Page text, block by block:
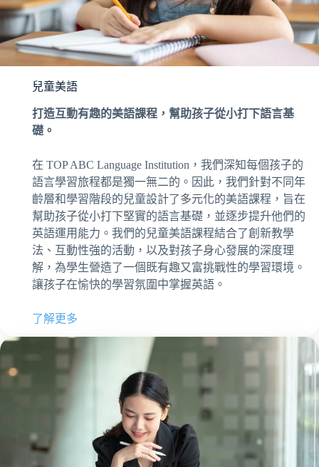
兒童美語
打造互動有趣的美語課程，幫助孩子從小打下語言基
礎。
在 TOP ABC Language Institution，我們深知每個孩子的
語言學習旅程都是獨一無二的。因此，我們針對不同年
齡層和學習階段的兒童設計了多元化的美語課程，旨在
幫助孩子從小打下堅實的語言基礎，並逐步提升他們的
英語運用能力。我們的兒童美語課程結合了創新教學
法、互動性強的活動，以及對孩子身心發展的深度理
解，為學生營造了一個既有趣又富挑戰性的學習環境。
讓孩子在愉快的學習氛圍中掌握英語。
了解更多